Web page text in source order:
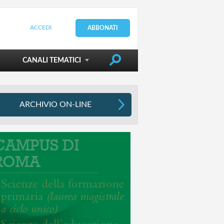
ACCEDI ABBONATI
DIRIGERE LA SCUOLA
CANALI TEMATICI
ARCHIVIO ON-LINE